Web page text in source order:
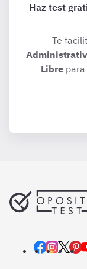
Haz test
Te
Librepara